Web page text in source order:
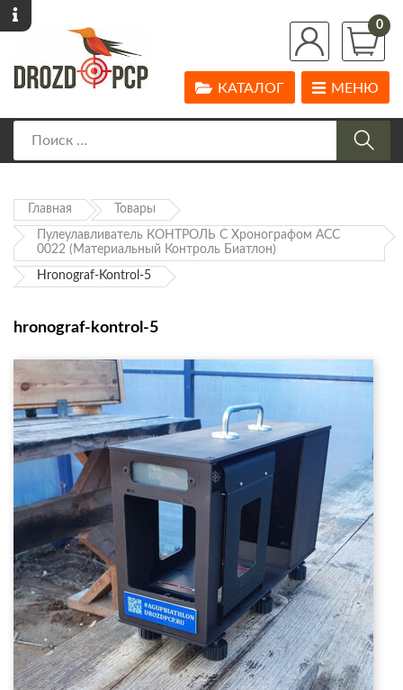
0
МЕНЮ
КАТАЛОГ
Главная Товары
Пулеулавливатель КОНТРОЛЬ С Хронографом АСС
0022 (материальный Контроль Биатлон)
Hronograf-Kontrol-5
hronograf-kontrol-5